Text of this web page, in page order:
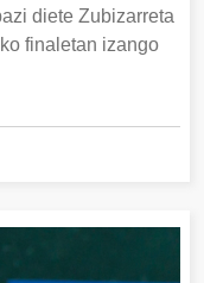
diete Zubizarreta
finaletan izango